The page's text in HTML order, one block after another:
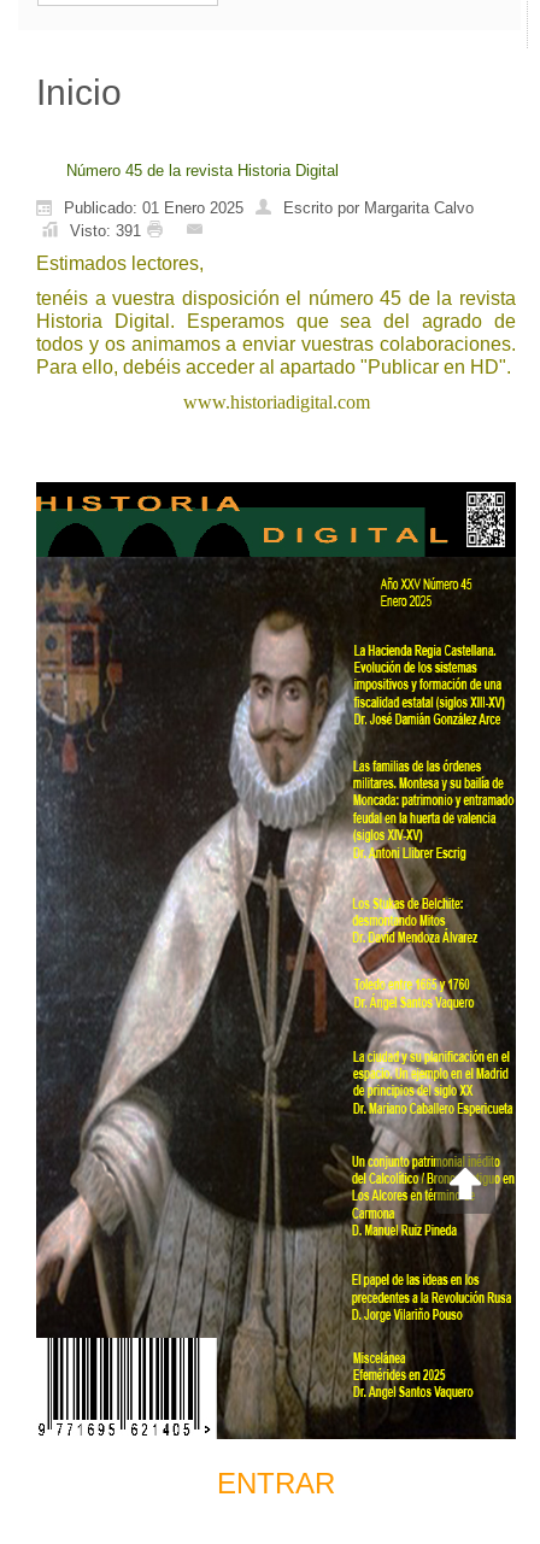
Inicio
Número 45 de la revista Historia Digital
Publicado: 01 Enero 2025
Escrito por Margarita Calvo
Visto: 391
Estimados lectores,
tenéis a vuestra disposición el número 45 de la revista
Historia Digital. Esperamos que sea del agrado de
todos y os animamos a enviar vuestras colaboraciones.
Para ello, debéis acceder al apartado "Publicar en HD".
www.historiadigital.com
ENTRAR